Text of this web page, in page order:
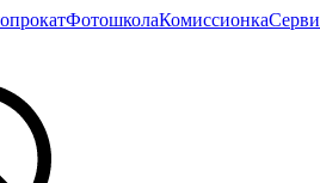
ФотошколаКомиссионка